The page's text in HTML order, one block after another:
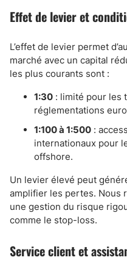
Effet de levier et
L’effet de levier permet
marché avec un capital
les plus courants sont :
1:30 : limité pour les
réglementations
1:100 à 1:500 :
internationaux pour
offshore.
Un levier élevé peut
amplifier les pertes. Nous
une gestion du risque
comme le stop-loss.
Service client et